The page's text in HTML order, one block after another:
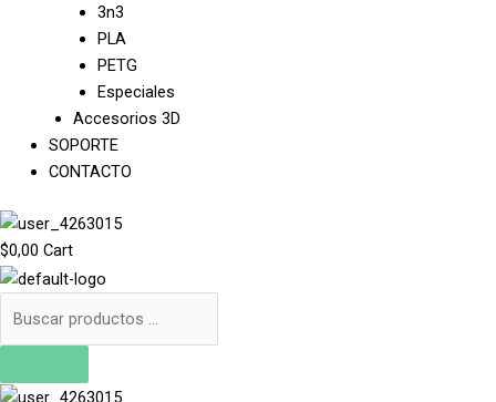
3n3
PLA
PETG
Especiales
Accesorios 3D
SOPORTE
CONTACTO
$0,00 Cart